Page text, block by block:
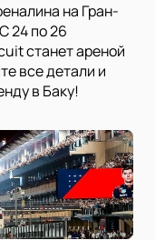
на Гран-
24 по 26
станет ареной
все детали и
в Баку!